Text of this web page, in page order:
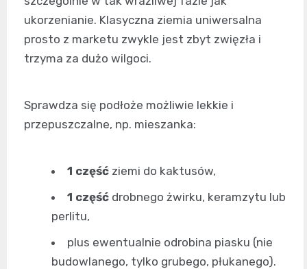
ukorzenianie. Klasyczna ziemia uniwersalna
prosto z marketu zwykle jest zbyt zwięzła i
trzyma za dużo wilgoci.
Sprawdza się podłoże możliwie lekkie i
przepuszczalne, np. mieszanka:
1 część ziemi do kaktusów,
1 część drobnego żwirku, keramzytu lub
perlitu,
plus ewentualnie odrobina piasku (nie
budowlanego, tylko grubego, płukanego).